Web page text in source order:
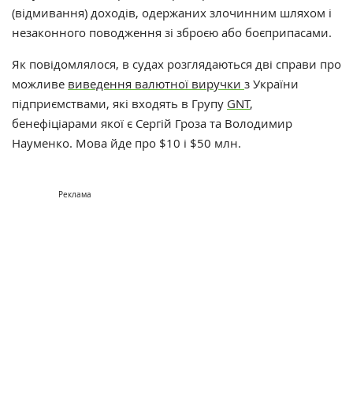
(відмивання) доходів, одержаних злочинним шляхом і
незаконного поводження зі зброєю або боєприпасами.
Як повідомлялося, в судах розглядаються дві справи про
можливе виведення валютної виручки з України
підприємствами, які входять в Групу GNT,
бенефіціарами якої є Сергій Гроза та Володимир
Науменко. Мова йде про $10 і $50 млн.
Реклама